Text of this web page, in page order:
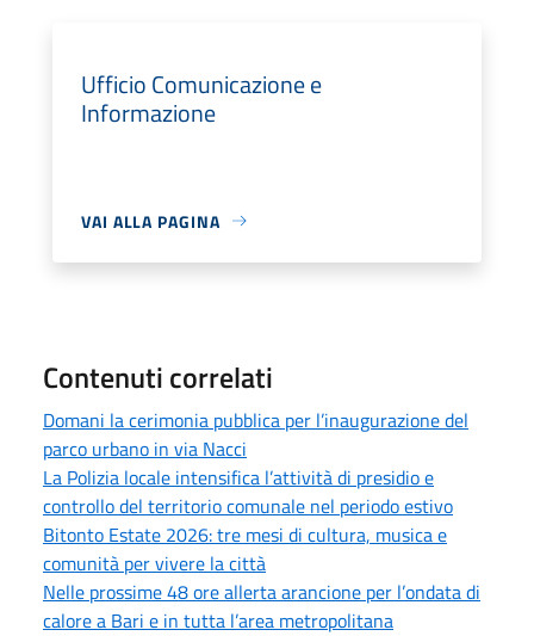
Ufficio Comunicazione e
Informazione
VAI ALLA PAGINA
Contenuti correlati
Domani la cerimonia pubblica per l’inaugurazione del
parco urbano in via Nacci
La Polizia locale intensifica l’attività di presidio e
controllo del territorio comunale nel periodo estivo
Bitonto Estate 2026: tre mesi di cultura, musica e
comunità per vivere la città
Nelle prossime 48 ore allerta arancione per l’ondata di
calore a Bari e in tutta l’area metropolitana